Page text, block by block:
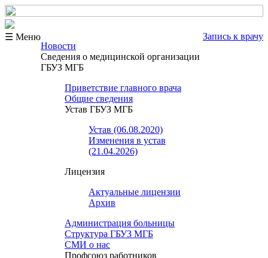
☰ Меню
Запись к врачу
Новости
Сведения о медицинской организации
ГБУЗ МГБ
Приветствие главного врача
Общие сведения
Устав ГБУЗ МГБ
Устав (06.08.2020)
Изменения в устав
(21.04.2026)
Лицензия
Актуальные лицензии
Архив
Администрация больницы
Структура ГБУЗ МГБ
СМИ о нас
Профсоюз работников